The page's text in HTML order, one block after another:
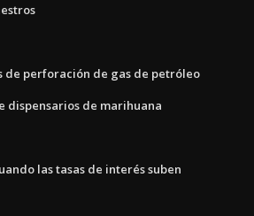
de perforación de gas de petróleo
dispensarios de marihuana
las tasas de interés suben